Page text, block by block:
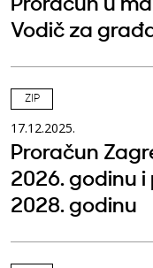
Proračun u
Vodič za
ZIP
17.12.2025.
Proračun
2026. godinu i
2028. godinu